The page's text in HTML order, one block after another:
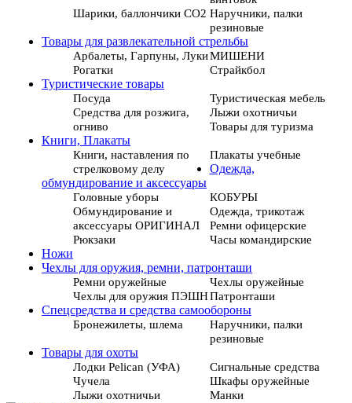
Шарики, баллончики СО2 Наручники, палки
резиновые
Товары для развлекательной стрельбы
Арбалеты, Гарпуны, ЛукиМИШЕНИ
Рогатки
Страйкбол
Туристические товары
Посуда
Туристическая мебель
Средства для розжига,
огниво
Лыжи охотничьи
Товары для туризма
Книги, Плакаты
Книги, наставления по
стрелковому делу
Плакаты учебные
Одежда,
обмундирование и аксессуары
Головные уборы
КОБУРЫ
Обмундирование и
аксессуары ОРИГИНАЛ
Одежда, трикотаж
Ремни офицерские
Рюкзаки
Часы командирские
Ножи
Чехлы для оружия, ремни, патронташи
Ремни оружейные
Чехлы оружейные
Чехлы для оружия ПЭШНПатронташи
Спецсредства и средства самообороны
Бронежилеты, шлема
Наручники, палки
резиновые
Товары для охоты
Лодки Pelican (УФА)
Сигнальные средства
Чучела
Шкафы оружейные
Лыжи охотничьи
Манки